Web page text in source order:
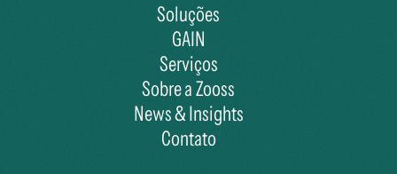
Soluções
GAIN
Serviços
Sobre a Zooss
News & Insights
Contato